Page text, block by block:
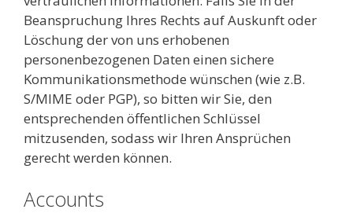
Beanspruchung Ihres Rechts auf Auskunft oder
Löschung der von uns erhobenen
personenbezogenen Daten einen sichere
Kommunikationsmethode wünschen (wie z.B.
S/MIME oder PGP), so bitten wir Sie, den
entsprechenden öffentlichen Schlüssel
mitzusenden, sodass wir Ihren Ansprüchen
gerecht werden können.
Accounts